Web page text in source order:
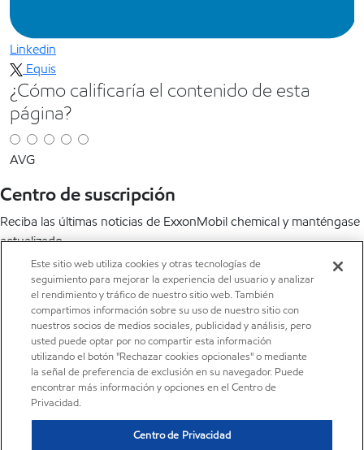
Linkedin
Equis
¿Cómo calificaría el contenido de esta
página?
AVG
Centro de suscripción
Reciba las últimas noticias de ExxonMobil chemical y manténgase
actualizado.
Suscríbete ahora
LinkedIn
X YouTube
Centro de privacidad
Política de privacidad
Este sitio web utiliza cookies y otras tecnologías de
seguimiento para mejorar la experiencia del usuario y analizar
el rendimiento y tráfico de nuestro sitio web. También
compartimos información sobre su uso de nuestro sitio con
nuestros socios de medios sociales, publicidad y análisis, pero
usted puede optar por no compartir esta información
utilizando el botón "Rechazar cookies opcionales" o mediante
la señal de preferencia de exclusión en su navegador. Puede
encontrar más información y opciones en el Centro de
Privacidad.
Centro de Privacidad